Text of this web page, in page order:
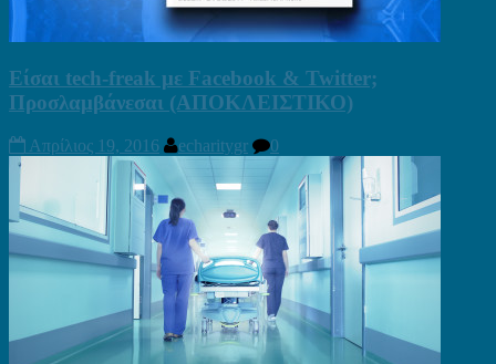
Είσαι tech-freak με Facebook & Twitter;
Προσλαμβάνεσαι (ΑΠΟΚΛΕΙΣΤΙΚΟ)
Απρίλιος 19, 2016 echaritygr 0